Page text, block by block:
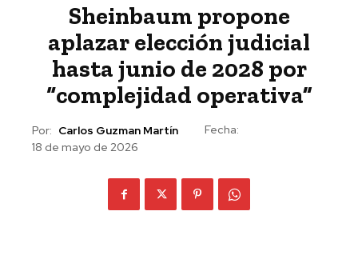
Sheinbaum propone
aplazar elección judicial
hasta junio de 2028 por
“complejidad operativa”
Por: Carlos Guzman Martín
Fecha:
18 de mayo de 2026